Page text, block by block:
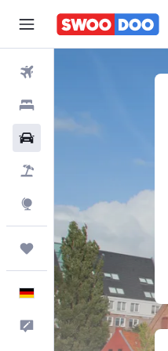
Explore
Trips
Deutsch
Feedback